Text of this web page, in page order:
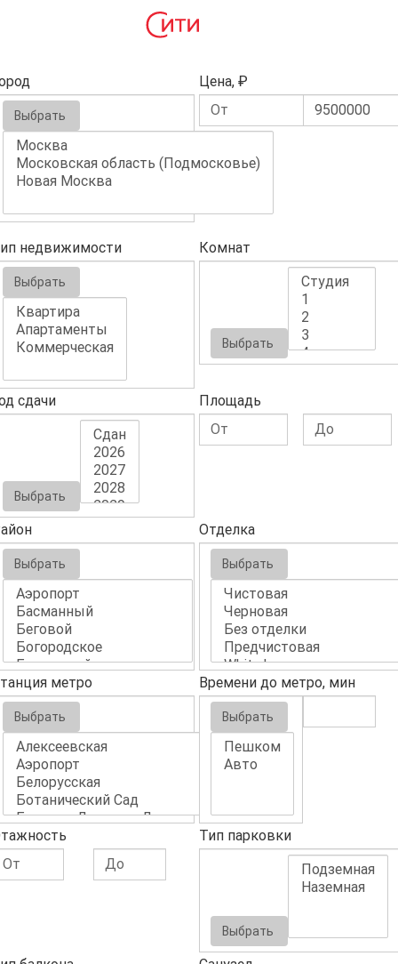
Выбрать
Цена, ₽
недвижимости
Выбрать
Комнат
Выбрать
сдачи
Выбрать
Площадь
Выбрать
Отделка
Выбрать
метро
Выбрать
Времени до метро, мин
Выбрать
Тип парковки
Выбрать